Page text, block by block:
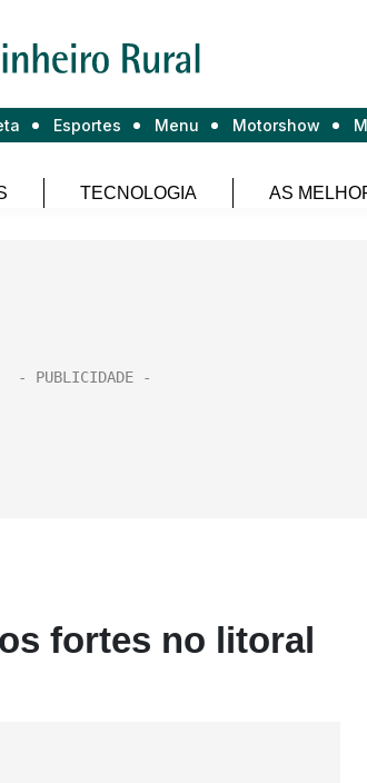
Esportes Menu Motorshow
TECNOLOGIA AS
fortes no litoral